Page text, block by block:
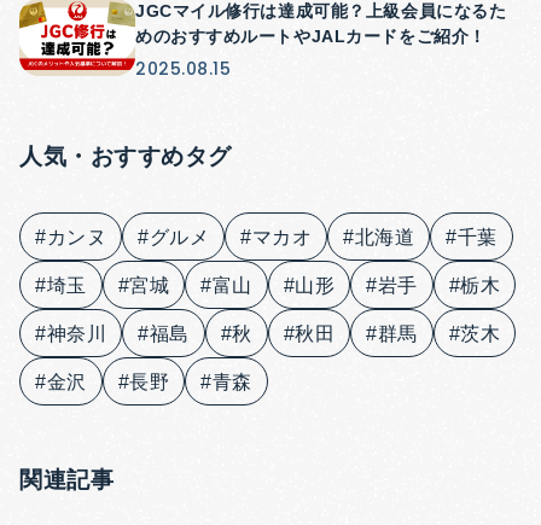
JGCマイル修行は達成可能？上級会員になるた
めのおすすめルートやJALカードをご紹介！
2025.08.15
人気・おすすめタグ
#カンヌ #グルメ #マカオ #北海道 #千葉
#埼玉 #宮城 #富山 #山形 #岩手 #栃木
#神奈川 #福島 #秋 #秋田 #群馬 #茨木
#金沢 #長野 #青森
関連記事